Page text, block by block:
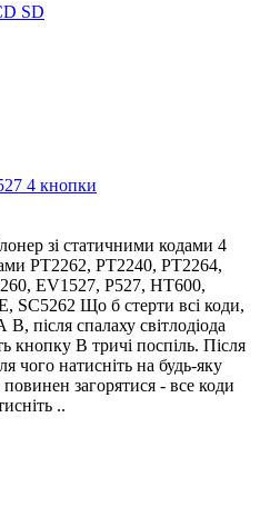
SD
4 кнопки
зі статичними кодами 4
PT2262, PT2240, PT2264,
EV1527, P527, HT600,
SC5262 Що б стерти всі коди,
після спалаху світлодіода
кнопку В тричі поспіль. Після
чого натисніть на будь-яку
загорятися - все коди
..